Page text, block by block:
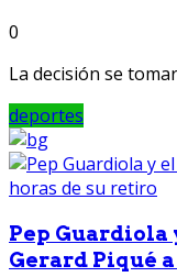
0
La decisión se
deportes
Pep Guardiola
Gerard Piqué